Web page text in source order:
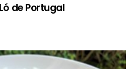
de Portugal